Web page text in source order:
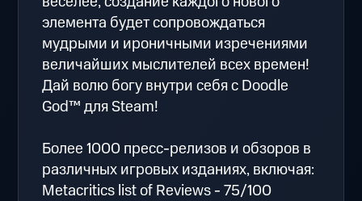
элемента будет сопровождаться
мудрыми и ироничными изречениями
величайших мыслителей всех времен!
Дай волю богу внутри себя с Doodle
God™ для Steam!
Более 1000 пресс-релизов и обзоров в
различных игровых изданиях, включая:
Metacritics list of Reviews - 75/100